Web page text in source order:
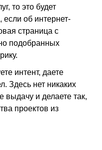
то это будет
если об интернет-
страница с
подобранных
интент, даете
Здесь нет никаких
выдачу и делаете так,
проектов из